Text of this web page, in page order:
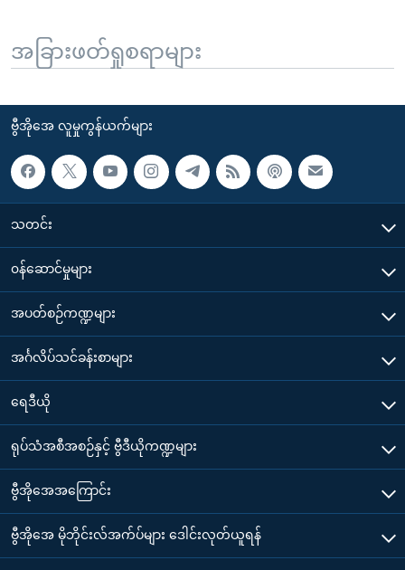
အခြားဖတ်ရှုစရာများ
ဗွီအိုအေ လူမှုကွန်ယက်များ
သတင်း
၀န်ဆောင်မှုများ
အပတ်စဉ်ကဏ္ဍများ
အင်္ဂလိပ်သင်ခန်းစာများ
ရေဒီယို
ရုပ်သံအစီအစဉ်နှင့် ဗွီဒီယိုကဏ္ဍများ
ဗွီအိုအေအကြောင်း
ဗွီအိုအေ မိုဘိုင်းလ်အက်ပ်များ ဒေါင်းလုတ်ယူရန်